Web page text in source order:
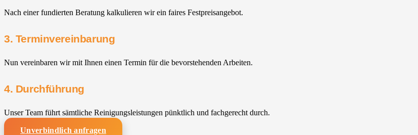
Nach einer fundierten Beratung kalkulieren wir ein faires Festpreisangebot.
3. Terminvereinbarung
Nun vereinbaren wir mit Ihnen einen Termin für die bevorstehenden Arbeiten.
4. Durchführung
Unser Team führt sämtliche Reinigungsleistungen pünktlich und fachgerecht durch.
Unverbindlich anfragen